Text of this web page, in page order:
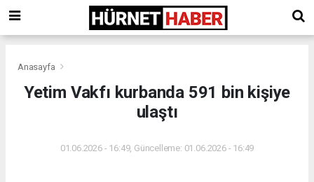
Anasayfa
Yetim Vakfı kurbanda 591 bin kişiye
ulaştı
01.06.2026 - 16:49, Güncelleme: 01.06.2026 - 16:49